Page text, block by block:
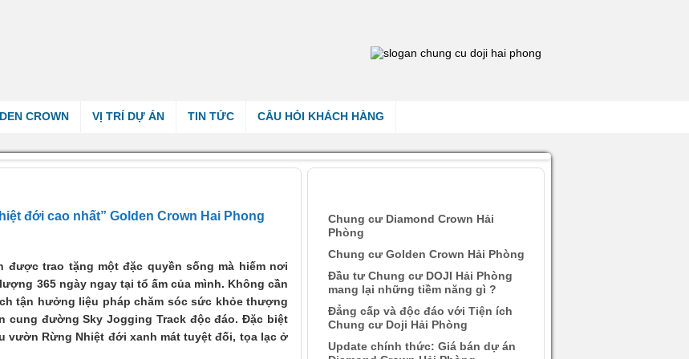
CROWN VỊ TRÍ DỰ ÁN TIN TỨC CÂU HỎI KHÁCH HÀNG
đới cao nhất” Golden Crown Hai Phong
được trao tặng một đặc quyền sống mà hiếm nơi
365 ngày ngay tại tổ ấm của mình. Không cần
tận hưởng liệu pháp chăm sóc sức khỏe thượng
cung đường Sky Jogging Track độc đáo. Đặc biệt
Rừng Nhiệt đới xanh mát tuyệt đối, tọa lạc ở
Chung cư Diamond Crown Hải
Phòng
Chung cư Golden Crown Hải Phòng
Đầu tư Chung cư DOJI Hải Phòng
mang lại những tiềm năng gì ?
Đẳng cấp và độc đáo với Tiện ích
Chung cư Doji Hải Phòng
Update chính thức: Giá bán dự án